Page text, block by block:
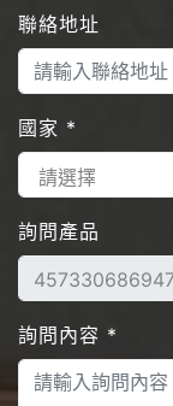
聯絡地址
國家 *
詢問產品
詢問內容 *